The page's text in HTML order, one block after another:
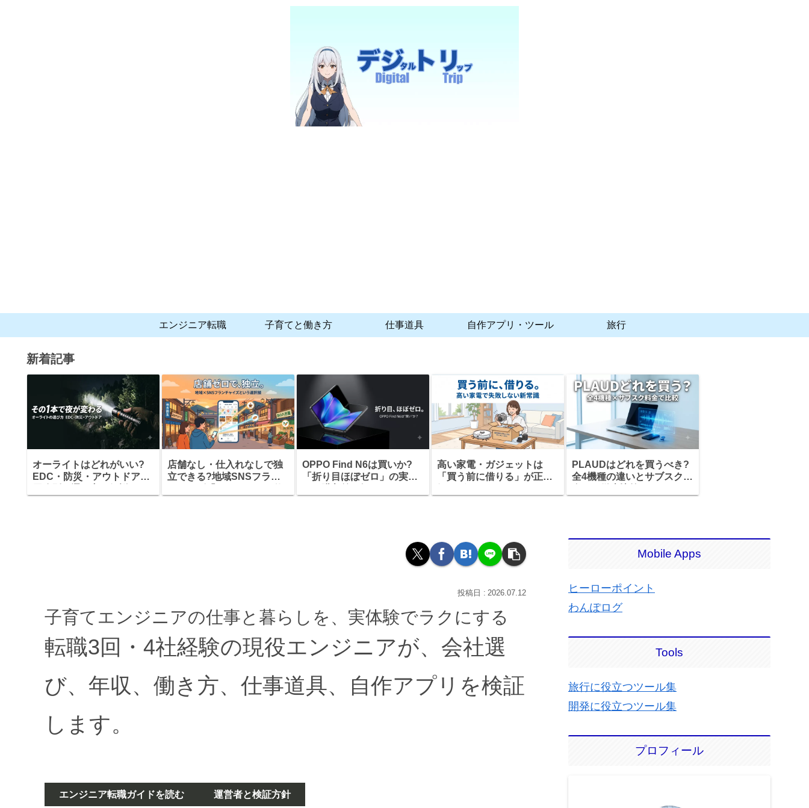
エンジニア転職 子育てと働き方 仕事道具 自作アプリ・ツール 旅行
新着記事
オーライトはどれがいい?
EDC・防災・アウトドア、
店舗なし・仕入れなしで独
立できる?地域SNSフラン
OPPO Find N6は買いか?
「折り目ほぼゼロ」の実力
高い家電・ガジェットは
「買う前に借りる」が正
PLAUDはどれを買うべき?
全4機種の違いとサブスク料
2026.07.12
子育てエンジニアの仕事と暮らしを、実体験でラクにする
転職3回・4社経験の現役エンジニアが、会社選
び、年収、働き方、仕事道具、自作アプリを検証
します。
エンジニア転職ガイドを読む 運営者と検証方針
Mobile Apps
ヒーローポイント
わんぽログ
Tools
旅行に役立つツール集
開発に役立つツール集
プロフィール